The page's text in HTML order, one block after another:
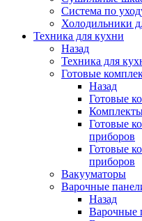
Система по
Холодильники
Техника для кухни
Назад
Техника для
Готовые
Назад
Готовые
Готовые
приборов
Готовые
приборов
Вакууматоры
Варочные
Назад
Варочные